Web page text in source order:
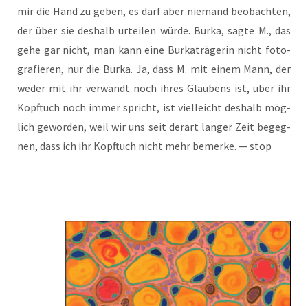
mir die Hand zu geben, es darf aber nie­mand beob­ach­ten,
der über sie des­halb urtei­len wür­de. Bur­ka, sag­te M., das
gehe gar nicht, man kann eine Bur­ka­trä­ge­rin nicht foto­
gra­fie­ren, nur die Bur­ka. Ja, dass M. mit einem Mann, der
weder mit ihr ver­wandt noch ihres Glau­bens ist, über ihr
Kopf­tuch noch immer spricht, ist viel­leicht des­halb mög­
lich gewor­den, weil wir uns seit der­art lan­ger Zeit begeg­
nen, dass ich ihr Kopf­tuch nicht mehr bemer­ke. — stop